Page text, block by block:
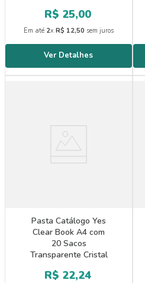
R$ 25,00
Em até 2x R$ 12,50 sem juros
Pasta Catálogo Yes
Clear Book A4 com
20 Sacos
Transparente Cristal
R$ 22,24